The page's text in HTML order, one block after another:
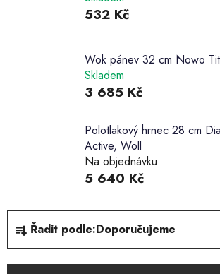
532 Kč
Wok pánev 32 cm Nowo
Skladem
3 685 Kč
Polotlakový hrnec 28 cm
Active, Woll
Na objednávku
5 640 Kč
Ř
z
Řadit podle:Doporučujeme